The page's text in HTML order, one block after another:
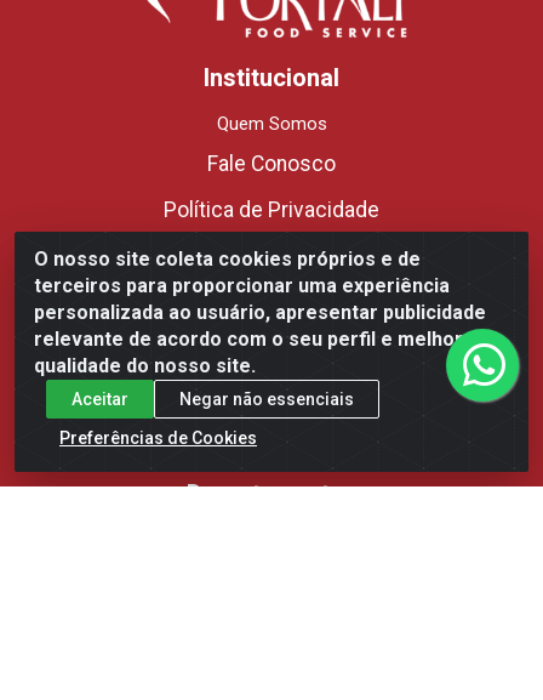
O nosso site coleta cookies próprios e de
terceiros para proporcionar uma experiência
personalizada ao usuário, apresentar publicidade
relevante de acordo com o seu perfil e melhorar a
qualidade do nosso site.
Aceitar
Negar não essenciais
Preferências de Cookies
Institucional
Quem Somos
Fale Conosco
Política de Privacidade
Transparência e igualdade salarial de mulheres e
homens
Blog
Baixe já nosso APP
Departamentos